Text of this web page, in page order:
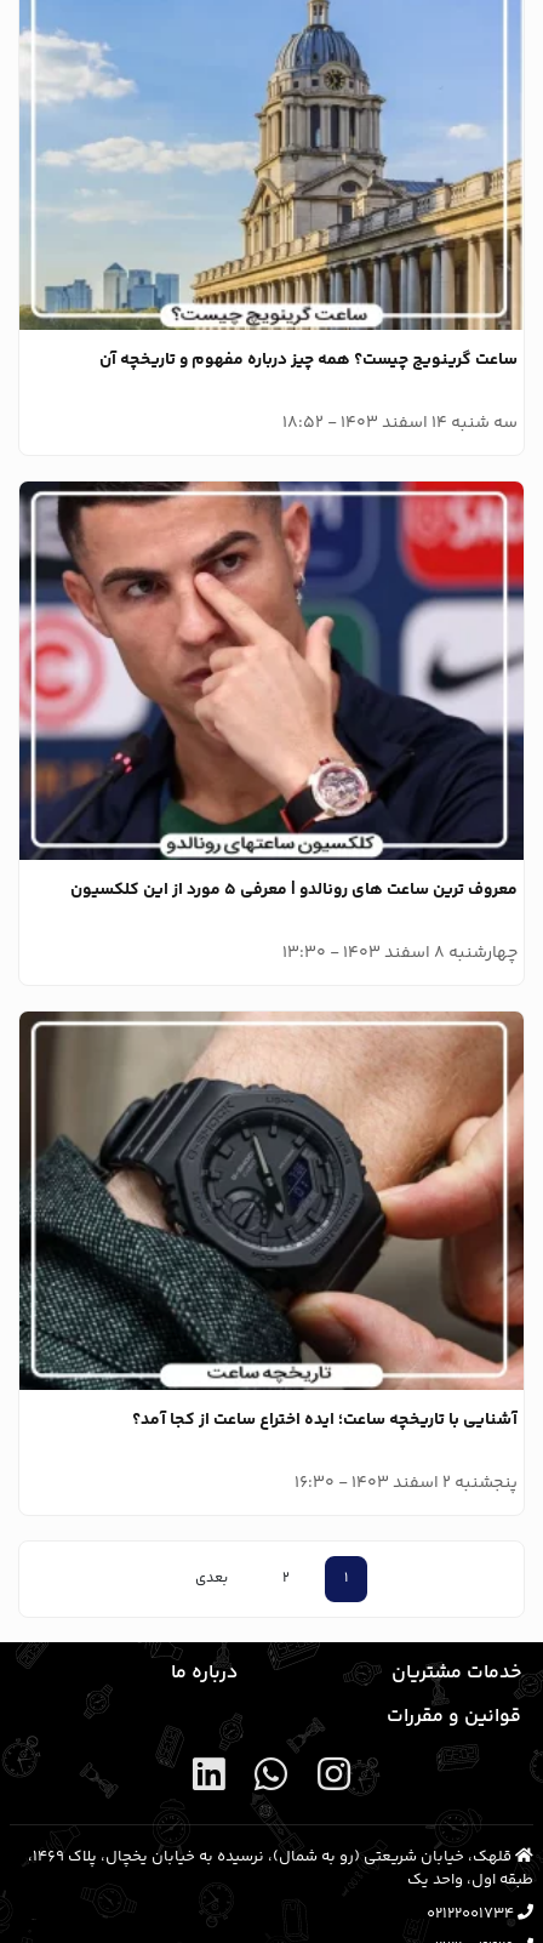
ساعت گرینویچ چیست؟ همه چیز درباره مفهوم و تاریخچه آن
سه شنبه 14 اسفند 1403 - 18:52
وبلاگ
معروف ترین ساعت های رونالدو | معرفی 5 مورد از این کلکسیون
چهارشنبه 8 اسفند 1403 - 13:30
وبلاگ
آشنایی با تاریخچه ساعت؛ ایده اختراع ساعت از کجا آمد؟
پنجشنبه 2 اسفند 1403 - 16:30
1
2 بعدی
خدمات مشتریان
درباره ما
قوانین و مقررات
قلهک، خیابان شریعتی (رو به شمال)، نرسیده به خیابان یخچال، پلاک ۱۴۶۹،
طبقه اول، واحد یک
02122001734